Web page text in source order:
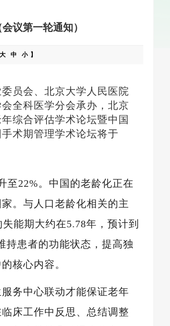
议第一轮通知）
大 中 小 】
员会、北京大学人民医院
全科医学分会承办，北京
综合评估学术论坛暨中国
术期管理学术论坛将于
至22%。中国的老龄化正在
。与人口老龄化相关的主
能期大约在5.78年，预计到
持患者的功能状态，提高独
核心内容。
务中心联动才能保证老年
床工作中反思、总结调整